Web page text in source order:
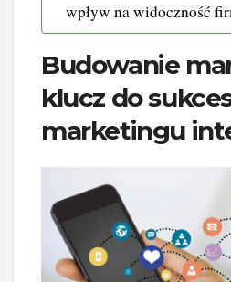
wpływ na widoczność
Budowanie
klucz do
marketingu